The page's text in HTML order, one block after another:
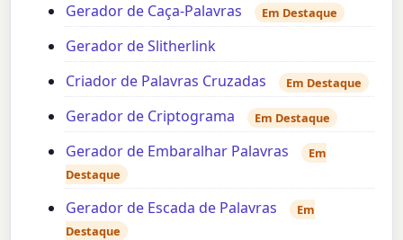
Gerador de Caça-Palavras
Em Destaque
Gerador de Slitherlink
Criador de Palavras Cruzadas
Em Destaque
Gerador de Criptograma Em Destaque
Gerador de Embaralhar Palavras
Em
Destaque
Gerador de Escada de Palavras
Em
Destaque